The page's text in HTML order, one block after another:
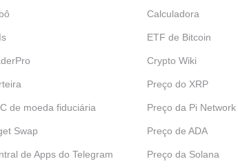
de moeda fiduciária
Swap
de Apps do Telegram
Calculadora
ETF de Bitcoin
Crypto Wiki
Preço do XRP
Preço da Pi Network
Preço de ADA
Preço da Solana